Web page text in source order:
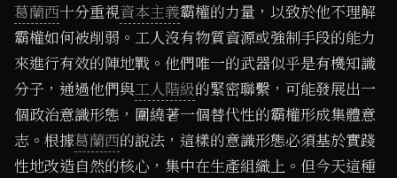
葛蘭西十分重視資本主義霸權的力量，以致於他不理解
霸權如何被削弱。工人沒有物質資源或強制手段的能力
來進行有效的陣地戰。他們唯一的武器似乎是有機知識
分子，通過他們與工人階級的緊密聯繫，可能發展出一
個政治意識形態，圍繞著一個替代性的霸權形成集體意
志。根據葛蘭西的說法，這樣的意識形態必須基於實踐
性地改造自然的核心，集中在生產組織上。但今天這種